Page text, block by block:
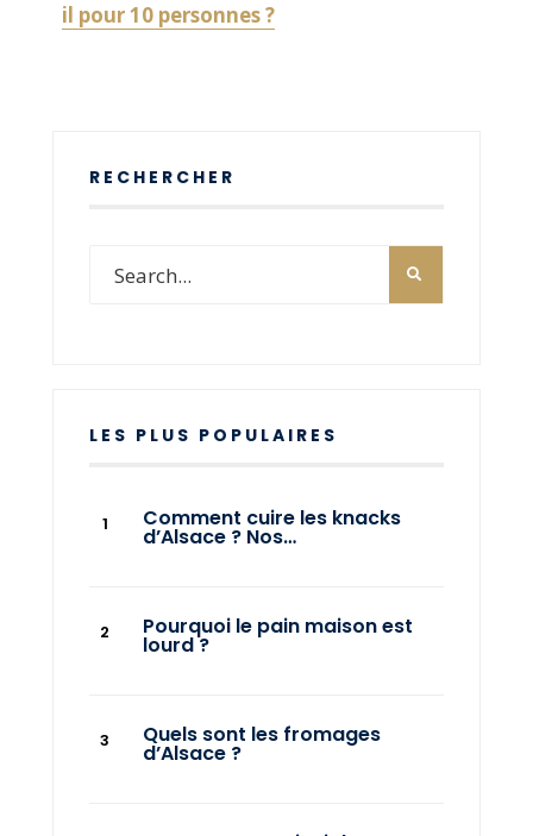
il pour 10 personnes ?
RECHERCHER
LES PLUS POPULAIRES
Comment cuire les knacks
d’Alsace ? Nos…
Pourquoi le pain maison est
lourd ?
Quels sont les fromages
d’Alsace ?